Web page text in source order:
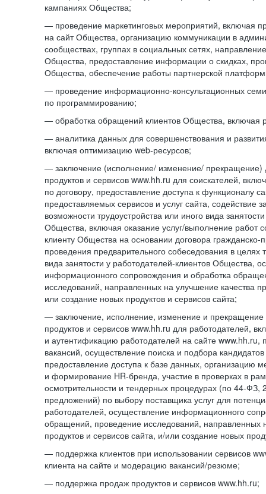
кампаниях Общества;
— проведение маркетинговых мероприятий, включая
на сайт Общества, организацию коммуникации в
сообществах, группах в социальных сетях,
Общества, предоставление информации о скидках,
Общества, обеспечение работы партнерской
— проведение информационно-консультационных
по программированию;
— обработка обращений клиентов Общества, включая
— аналитика данных для совершенствования и
включая оптимизацию web-ресурсов;
— заключение (исполнение/ изменение/ прекращение)
продуктов и сервисов www.hh.ru для соискателей,
по договору, предоставление доступа к функционалу
предоставляемых сервисов и услуг сайта, содействие
возможности трудоустройства или иного вида
Общества, включая оказание услуг/выполнение работ
клиенту Общества на основании договора гражданско-
проведения предварительного собеседования в целях
вида занятости у работодателей-клиентов Общества,
информационного сопровождения и обработка
исследований, направленных на улучшение качества
или создание новых продуктов и сервисов сайта;
— заключение, исполнение, изменение и прекращение
продуктов и сервисов www.hh.ru для работодателей,
и аутентификацию работодателей на сайте www.hh.ru,
вакансий, осуществление поиска и подбора
предоставление доступа к базе данных, организацию
и формирование HR-бренда, участие в проверках в
осмотрительности и тендерных процедурах (по 44-ФЗ,
предложений) по выбору поставщика услуг для
работодателей, осуществление информационного
обращений, проведение исследований, направленных
продуктов и сервисов сайта, и/или создание новых
— поддержка клиентов при использовании сервисов
клиента на сайте и модерацию вакансий/резюме;
— поддержка продаж продуктов и сервисов www.hh.ru;